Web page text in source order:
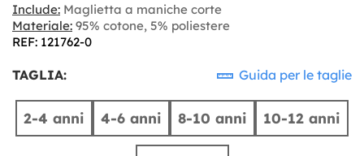
Include: Maglietta a maniche corte
Materiale: 95% cotone, 5% poliestere
REF: 121762-0
TAGLIA: Guida per le taglie
2-4 anni 4-6 anni 8-10 anni 10-12 anni